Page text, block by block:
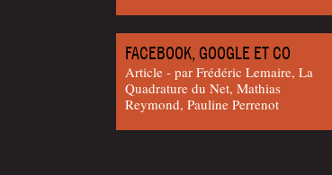
FACEBOOK, GOOGLE ET CO
Article - par Frédéric Lemaire, La
Quadrature du Net, Mathias
Reymond, Pauline Perrenot